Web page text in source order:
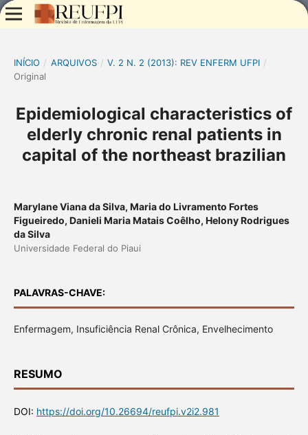
INÍCIO / ARQUIVOS / V. 2 N. 2 (2013): REV ENFERM UFPI /
Original
Epidemiological characteristics of
elderly chronic renal patients in
capital of the northeast brazilian
Marylane Viana da Silva, Maria do Livramento Fortes
Figueiredo, Danieli Maria Matais Coêlho, Helony Rodrigues
da Silva
Universidade Federal do Piaui
PALAVRAS-CHAVE:
Enfermagem, Insuficiência Renal Crônica, Envelhecimento
RESUMO
DOI: https://doi.org/10.26694/reufpi.v2i2.981